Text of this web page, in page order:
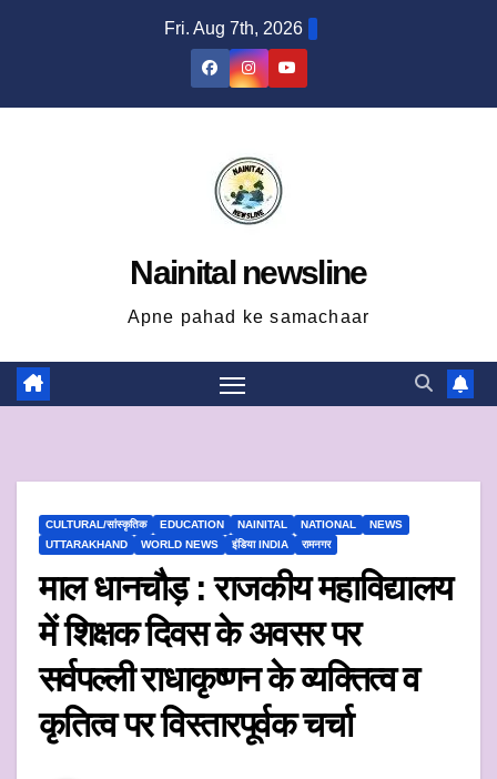
Fri. Aug 7th, 2026
Nainital newsline
Apne pahad ke samachaar
CULTURAL/सांस्कृतिक EDUCATION NAINITAL NATIONAL
NEWS
UTTARAKHAND
WORLD NEWS इंडिया INDIA रामनगर
माल धानचौड़ : राजकीय महाविद्यालय
में शिक्षक दिवस के अवसर पर
सर्वपल्ली राधाकृष्णन के व्यक्तित्व व
कृतित्व पर विस्तारपूर्वक चर्चा